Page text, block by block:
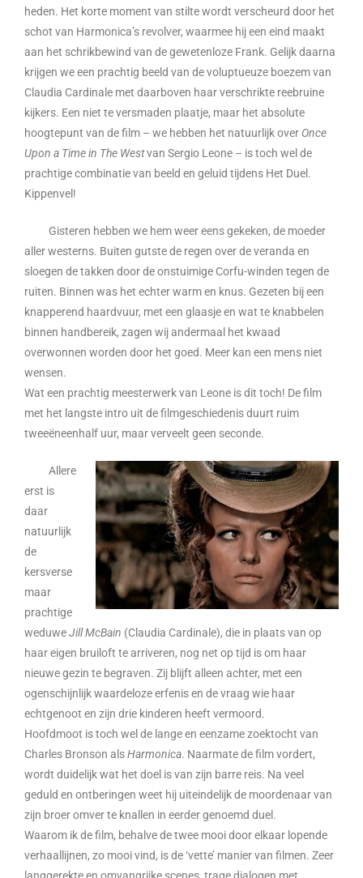
heden. Het korte moment van stilte wordt verscheurd door het
schot van Harmonica’s revolver, waarmee hij een eind maakt
aan het schrikbewind van de gewetenloze Frank. Gelijk daarna
krijgen we een prachtig beeld van de voluptueuze boezem van
Claudia Cardinale met daarboven haar verschrikte reebruine
kijkers. Een niet te versmaden plaatje, maar het absolute
hoogtepunt van de film – we hebben het natuurlijk over Once
Upon a Time in The Westvan Sergio Leone – is toch wel de
prachtige combinatie van beeld en geluid tijdens Het Duel.
Kippenvel!
Gisteren hebben we hem weer eens gekeken, de moeder
aller westerns. Buiten gutste de regen over de veranda en
sloegen de takken door de onstuimige Corfu-winden tegen de
ruiten. Binnen was het echter warm en knus. Gezeten bij een
knapperend haardvuur, met een glaasje en wat te knabbelen
binnen handbereik, zagen wij andermaal het kwaad
overwonnen worden door het goed. Meer kan een mens niet
wensen.
Wat een prachtig meesterwerk van Leone is dit toch! De film
met het langste intro uit de filmgeschiedenis duurt ruim
tweeëneenhalf uur, maar verveelt geen seconde.
Allere
erst is
daar
natuurlijk
de
kersverse
maar
prachtige
weduweJill McBain (Claudia Cardinale), die in plaats van op
haar eigen bruiloft te arriveren, nog net op tijd is om haar
nieuwe gezin te begraven. Zij blijft alleen achter, met een
ogenschijnlijk waardeloze erfenis en de vraag wie haar
echtgenoot en zijn drie kinderen heeft vermoord.
Hoofdmoot is toch wel de lange en eenzame zoektocht van
Charles Bronson alsHarmonica. Naarmate de film vordert,
wordt duidelijk wat het doel is van zijn barre reis. Na veel
geduld en ontberingen weet hij uiteindelijk de moordenaar van
zijn broer omver te knallen in eerder genoemd duel.
Waarom ik de film, behalve de twee mooi door elkaar lopende
verhaallijnen, zo mooi vind, is de ‘vette’ manier van filmen. Zeer